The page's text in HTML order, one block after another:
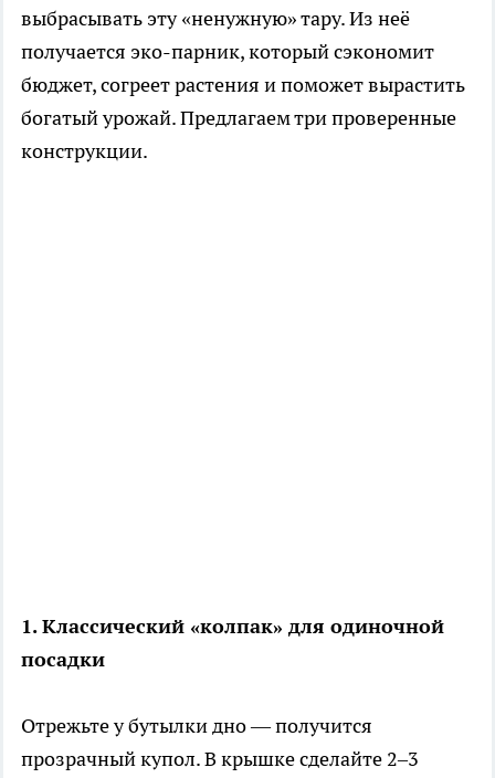
выбрасывать эту «ненужную» тару. Из неё
получается эко-парник, который сэкономит
бюджет, согреет растения и поможет вырастить
богатый урожай. Предлагаем три проверенные
конструкции.
1. Классический «колпак» для одиночной
посадки
Отрежьте у бутылки дно — получится
прозрачный купол. В крышке сделайте 2–3